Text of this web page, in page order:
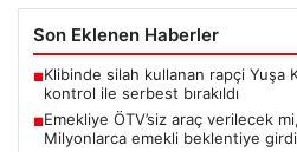
Son Eklenen Haberler
■Klibinde silah kullanan rapçi Yuşa
kontrol ile serbest bırakıldı
■Emekliye ÖTV’siz araç verilecek
Milyonlarca emekli beklentiye girdi